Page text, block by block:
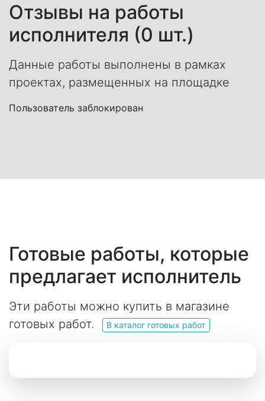
Отзывы на работы
исполнителя (0 шт.)
Данные работы выполнены в рамках
проектах, размещенных на площадке
Пользователь заблокирован
Готовые работы, которые
предлагает исполнитель
Эти работы можно купить в магазине
готовых работ.
В каталог готовых работ